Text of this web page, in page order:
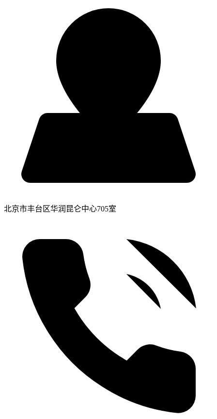
北京市丰台区华润昆仑中心705室